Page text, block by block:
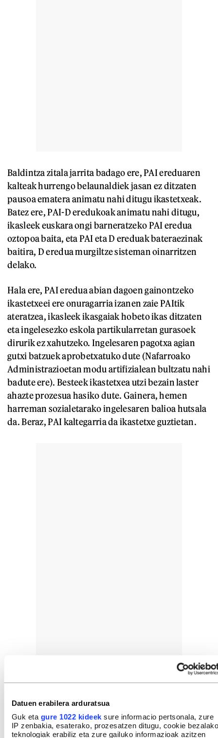
Datuen erabilera arduratsua
Guk eta gure 1022 kideek sure informacio pertsonala, zure
IP zenbakia, esaterako, prozesatzen ditugu, cookie bezalako
teknologiak erabiliz eta zure gailuko informazioak azitzen
Baldintza zitala jarrita badago ere, PAI ereduaren
kalteak hurrengo belaunaldiek jasan ez ditzaten
pausoa ematera animatu nahi ditugu ikastetxeak.
Batez ere, PAI-D eredukoak animatu nahi ditugu,
ikasleek euskara ongi barneratzeko PAI eredua
oztopoa baita, eta PAI eta D ereduak bateraezinak
baitira, D eredua murgiltze sisteman oinarritzen
delako.
Hala ere, PAI eredua abian dagoen gainontzeko
ikastetxeei ere onuragarria izanen zaie PAItik
ateratzea, ikasleek ikasgaiak hobeto ikas ditzaten
eta ingelesezko eskola partikularretan gurasoek
dirurik ez xahutzeko. Ingelesaren pagotxa agian
gutxi batzuek aprobetxatuko dute (Nafarroako
Administrazioetan modu artifizialean bultzatu nahi
badute ere). Besteek ikastetxea utzi bezain laster
ahazte prozesua hasiko dute. Gainera, hemen
harreman sozialetarako ingelesaren balioa hutsala
da. Beraz, PAI kaltegarria da ikastetxe guztietan.